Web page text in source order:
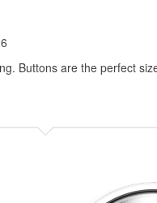
Buttons are the perfect